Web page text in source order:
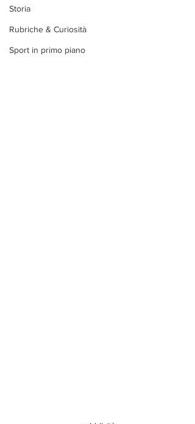
Storia
Rubriche & Curiosità
Sport in primo piano